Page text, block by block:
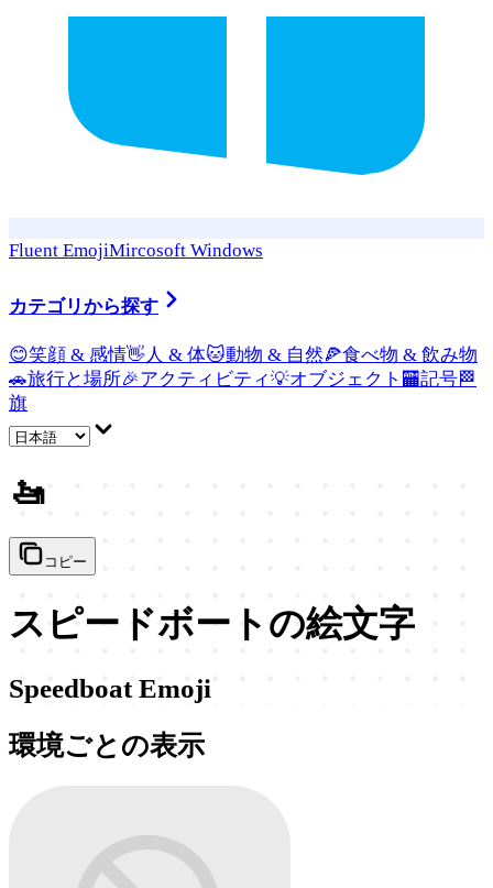
Fluent EmojiMircosoft Windows
カテゴリから探す
😊笑顔 & 感情👋 人 & 体🐱動物 & 自然🍕食べ物 & 飲み物
🚗旅行と場所🎉アクティビティ💡オブジェクト 🏧記号🏁
旗
🚤
コピー
スピードボートの絵文字
Speedboat Emoji
環境ごとの表示